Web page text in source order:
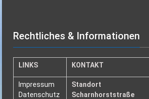
Rechtliches & Informationen
LINKS KONTAKT
Impressum
Datenschutz
Standort
Scharnhorststraße